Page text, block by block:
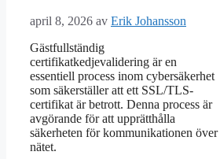
april 8, 2026 av Erik Johansson
Gästfullständig
certifikatkedjevalidering är en
essentiell process inom cybersäkerhet
som säkerställer att ett SSL/TLS-
certifikat är betrott. Denna process är
avgörande för att upprätthålla
säkerheten för kommunikationen över
nätet.